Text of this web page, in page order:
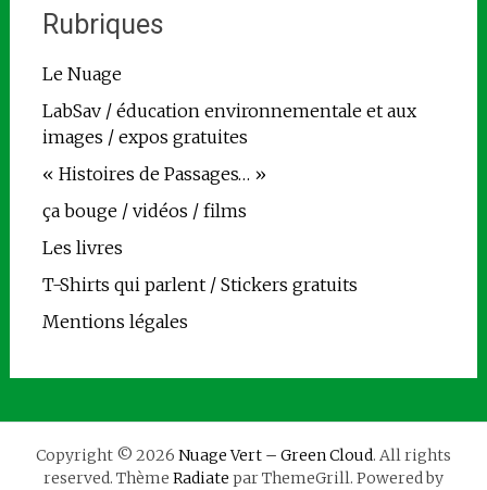
Rubriques
Le Nuage
LabSav / éducation environnementale et aux
images / expos gratuites
« Histoires de Passages… »
ça bouge / vidéos / films
Les livres
T-Shirts qui parlent / Stickers gratuits
Mentions légales
Copyright © 2026 Nuage Vert – Green Cloud. All rights
reserved. Thème Radiate par ThemeGrill. Powered by